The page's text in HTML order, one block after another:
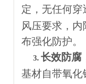
定，无任何
风压要求，
布强化防护。
3. 长效防腐
基材自带氧